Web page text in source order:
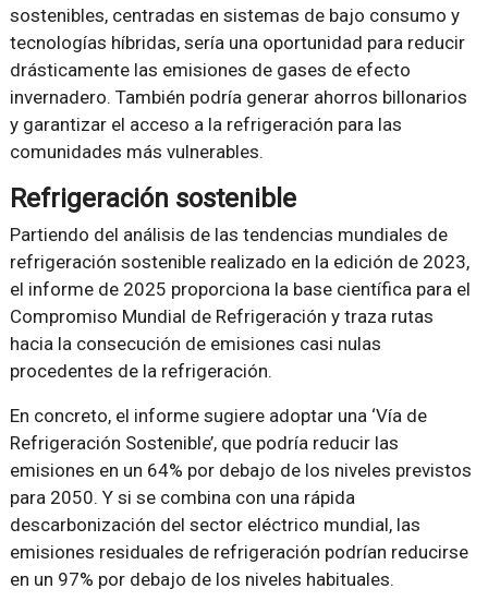
sostenibles, centradas en sistemas de bajo consumo y
tecnologías híbridas, sería una oportunidad para reducir
drásticamente las emisiones de gases de efecto
invernadero. También podría generar ahorros billonarios
y garantizar el acceso a la refrigeración para las
comunidades más vulnerables.
Refrigeración sostenible
Partiendo del análisis de las tendencias mundiales de
refrigeración sostenible realizado en la edición de 2023,
el informe de 2025 proporciona la base científica para el
Compromiso Mundial de Refrigeración y traza rutas
hacia la consecución de emisiones casi nulas
procedentes de la refrigeración.
En concreto, el informe sugiere adoptar una ‘Vía de
Refrigeración Sostenible’, que podría reducir las
emisiones en un 64% por debajo de los niveles previstos
para 2050. Y si se combina con una rápida
descarbonización del sector eléctrico mundial, las
emisiones residuales de refrigeración podrían reducirse
en un 97% por debajo de los niveles habituales.